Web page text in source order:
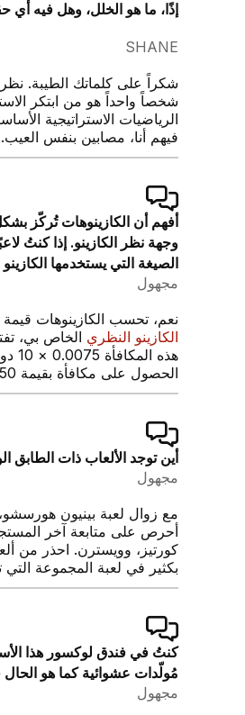
إذًا، ما هو الخلل، وهل فيه
SHANE
شكراً على كلماتك الطيبة.
شخصاً واحداً هو من ابتكر
الرياضيات الاستراتيجية
فيهم أنا، مصابين بنفس العيب.
أفهم أن الكازينوهات تُركّز
الصيغة التي يستخدمها
مجهول
نعم، تحسب الكازينوهات قيمة لعب
الكازينو النظري
الحصول على مكافأة بقيمة 4.50 دولارًا. مع ذلك، لا ترغب معظم الكازينوهات في المبالغة في هذه المكافآت الصغيرة.
أين توجد الألعاب ذات الطابق
مجهول
أحرص على متابعة آخر
بكثير في لعبة المجموعة التي تدفع 3
كنتُ في فندق لوكسور هذا
مُولّدات عشوائية كما هو الحال
مجهول